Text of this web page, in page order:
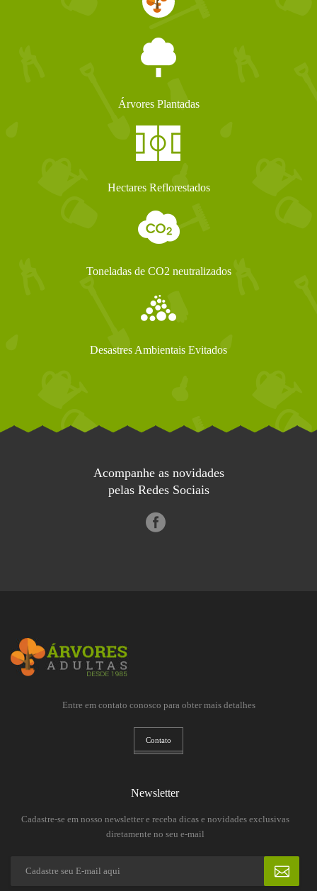
Árvores Plantadas
Hectares Reflorestados
Toneladas de CO2 neutralizados
Desastres Ambientais Evitados
Acompanhe as novidades
pelas Redes Sociais
Entre em contato conosco para obter mais detalhes
Contato
Newsletter
Cadastre-se em nosso newsletter e receba dicas e novidades exclusivas
diretamente no seu e-mail